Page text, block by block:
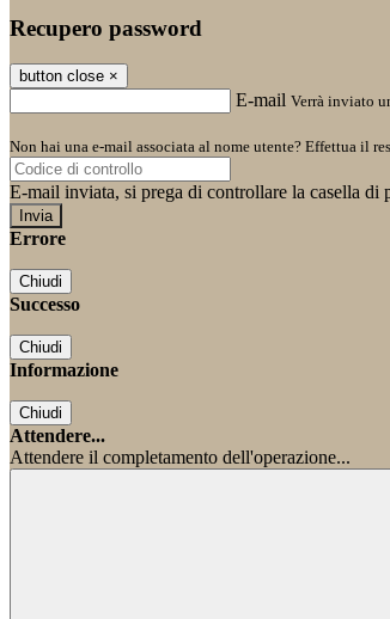
Recupero password
button close ×
E-mail Verrà inviato
Non hai una e-mail associata al nome utente? Effettua il
E-mail inviata, si prega di controllare la casella di
Errore
Chiudi
Successo
Chiudi
Informazione
Chiudi
Attendere...
Attendere il completamento dell'operazione...